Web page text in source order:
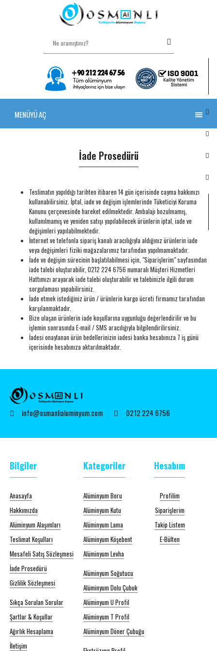
MENÜYÜ AÇ
İade Prosedürü
Teslimatın yapıldığı tarihten itibaren 14 gün içerisinde cayma hakkınızı
kullanabilirsiniz. İptal, iade ve değişim işlemlerinde Tüketiciyi Koruma
Kanunu çerçevesinde hareket edilmektedir. Ambalajı bozulmamış,
kullanılmamış ve yeniden satışı yapılabilecek ürünlerin iptal, iade ve
değişimleri yapılabilmektedir.
İnternet ve telefonla sipariş kanalı aracılığıyla aldığınız ürünlerin iade
veya değişimleri fiziki mağazalarımız tarafından yapılmamaktadır.
İade ve değişim sürecinin başlatılabilmesi için, "Siparişlerim" sayfasından
iade talebi oluşturabilir, 0212 224 6756 numaralı Müşteri Hizmetleri
Hattımızı arayarak iade talebi oluşturabilir ve talebinizle ilgili durum
sorgulaması yapabilirsiniz.
İade etmek istediğiniz ürün / ürünlerin kargo ücreti firmamız tarafından
karşılanmaktadır.
Bize ulaşan ürünlerin iade koşullarına uygunluğu değerlendirilir ve bu
işlemin sonrasında E-mail / SMS aracılığıyla bilgilendirilirsiniz.
İadesi onaylanan ürün bedellerinizin iadesi banka hesabınıza 7 iş günü
içerisinde hesabınıza aktarılmaktadır.
info@osmanlialuminyum.com 0212 224 6756
Bilgiler
Anasayfa
Hakkımızda
Alüminyum Alaşımları
Teslimat Koşulları
Mesafeli Satış Sözleşmesi
İade Prosedürü
Gizlilik Sözleşmesi
Sıkça Sorulan Sorular
Şartlar & Koşullar
Ağırlık Hesaplama
İletişim
Kategoriler
Alüminyum Boru
Alüminyum Kutu
Alüminyum Lama
Alüminyum Köşebent
Alüminyum Levha
Alüminyum Soğutucu
Alüminyum Dolu Çubuk
Alüminyum U Profil
Alüminyum T Profil
Alüminyum Döner Çubuğu
Hesabım
Profilim
Siparişlerim
Takip Listem
E-Bülten